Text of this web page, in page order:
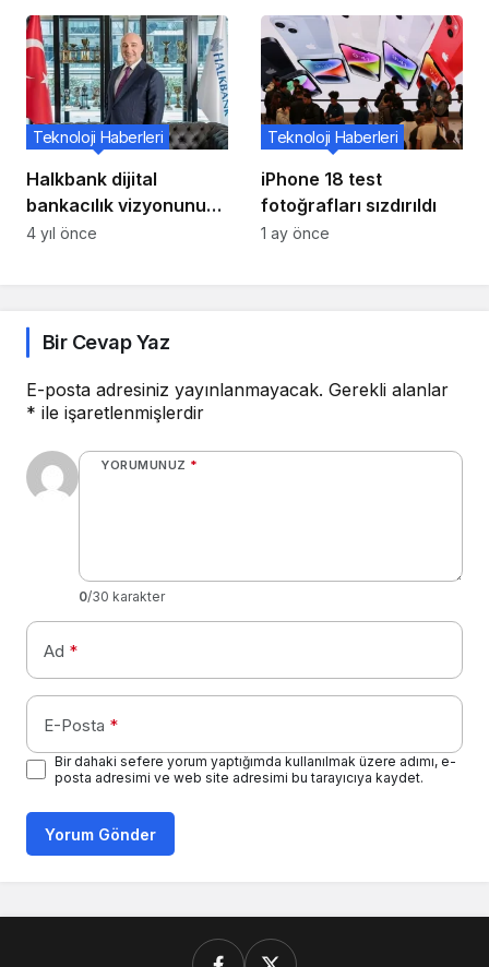
ve Yeni Kamera Modülü
Tasarımını Ortaya
Çıkardı
Halkbank dijital
bankacılık vizyonunu
GoArt Metaverse
Teknoloji Haberleri
4 yıl önce
iPhone 18 test
fotoğrafları sızdırıldı
Teknoloji Haberleri
1 ay önce
Bir Cevap Yaz
E-posta adresiniz yayınlanmayacak. Gerekli alanlar
* ile işaretlenmişlerdir
YORUMUNUZ *
0/30 karakter
Ad *
E-Posta *
Bir dahaki sefere yorum yaptığımda kullanılmak üzere adımı, e-
posta adresimi ve web site adresimi bu tarayıcıya kaydet.
Yorum Gönder